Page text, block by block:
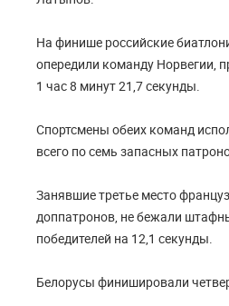
На финише российские
опередили команду Норвегии,
1 час 8 минут 21,7 секунды.
Спортсмены обеих команд
всего по семь запасных
Занявшие третье место
доппатронов, не бежали
победителей на 12,1 секунды.
Белорусы финишировали